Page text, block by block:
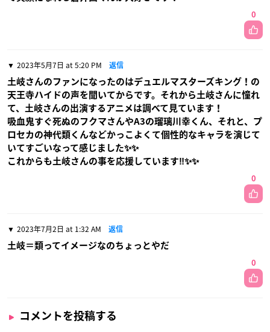
0
2023年5月7日 at 5:20 PM 返信
土岐さんのファンになったのはデュエルマスターズキング！の
天王寺ハイドの声を聞いてからです。それから土岐さんに憧れ
て、土岐さんの出演するアニメは調べて見ています！
吸血鬼すぐ死ぬのフクマさんやA3の瑠璃川幸くん、それと、プ
ロセカの神代類くんなどかっこよくて個性的なキャラを演じて
いてすごいなって感じました✨✨
これからも土岐さんの事を応援しています‼️✨✨
0
2023年7月2日 at 1:32 AM 返信
土岐＝類ってイメージなのちょっとやだ
0
コメントを投稿する